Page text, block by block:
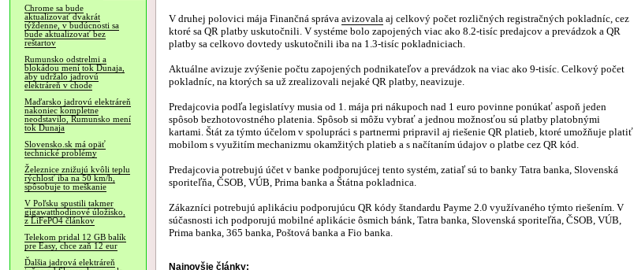
Chrome sa bude
aktualizovať dvakrát
týždenne, v budúcnosti sa
bude aktualizovať bez
reštartov
Rumunsko odstrelmi a
blokádou mení tok Dunaja,
aby udržalo jadrovú
elektráreň v chode
Maďarsko jadrovú elektráreň
nakoniec kompletne
neodstavilo, Rumunsko mení
tok Dunaja
Slovensko.sk má opäť
technické problémy
Železnice znižujú kvôli teplu
rýchlosť iba na 50 km/h,
spôsobuje to meškanie
V Poľsku spustili takmer
gigawatthodinové úložisko,
z LiFePO4 článkov
Telekom pridal 12 GB balík
pre Easy, chce zaň 12 eur
Ďalšia jadrová elektráreň
V druhej polovici mája Finančná správa avizovala aj celkový počet rozličných registračných pokladníc, cez
ktoré sa QR platby uskutočnili. V systéme bolo zapojených viac ako 8.2-tisíc predajcov a prevádzok a QR
platby sa celkovo dovtedy uskutočnili iba na 1.3-tisíc pokladniciach.
Aktuálne avizuje zvýšenie počtu zapojených podnikateľov a prevádzok na viac ako 9-tisíc. Celkový počet
pokladníc, na ktorých sa už zrealizovali nejaké QR platby, neavizuje.
Predajcovia podľa legislatívy musia od 1. mája pri nákupoch nad 1 euro povinne ponúkať aspoň jeden
spôsob bezhotovostného platenia. Spôsob si môžu vybrať a jednou možnosťou sú platby platobnými
kartami. Štát za týmto účelom v spolupráci s partnermi pripravil aj riešenie QR platieb, ktoré umožňuje platiť
mobilom s využitím mechanizmu okamžitých platieb a s načítaním údajov o platbe cez QR kód.
Predajcovia potrebujú účet v banke podporujúcej tento systém, zatiaľ sú to banky Tatra banka, Slovenská
sporiteľňa, ČSOB, VÚB, Prima banka a Štátna pokladnica.
Zákazníci potrebujú aplikáciu podporujúcu QR kódy štandardu Payme 2.0 využívaného týmto riešením. V
súčasnosti ich podporujú mobilné aplikácie ôsmich bánk, Tatra banka, Slovenská sporiteľňa, ČSOB, VÚB,
Prima banka, 365 banka, Poštová banka a Fio banka.
Najnovšie články: